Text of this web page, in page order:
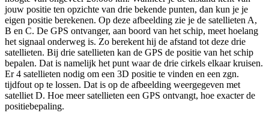
jouw positie ten opzichte van drie bekende punten, dan kun je je
eigen positie berekenen. Op deze afbeelding zie je de satellieten A,
B en C. De GPS ontvanger, aan boord van het schip, meet hoelang
het signaal onderweg is. Zo berekent hij de afstand tot deze drie
satellieten. Bij drie satellieten kan de GPS de positie van het schip
bepalen. Dat is namelijk het punt waar de drie cirkels elkaar kruisen.
Er 4 satellieten nodig om een 3D positie te vinden en een zgn.
tijdfout op te lossen. Dat is op de afbeelding weergegeven met
satelliet D. Hoe meer satellieten een GPS ontvangt, hoe exacter de
positiebepaling.